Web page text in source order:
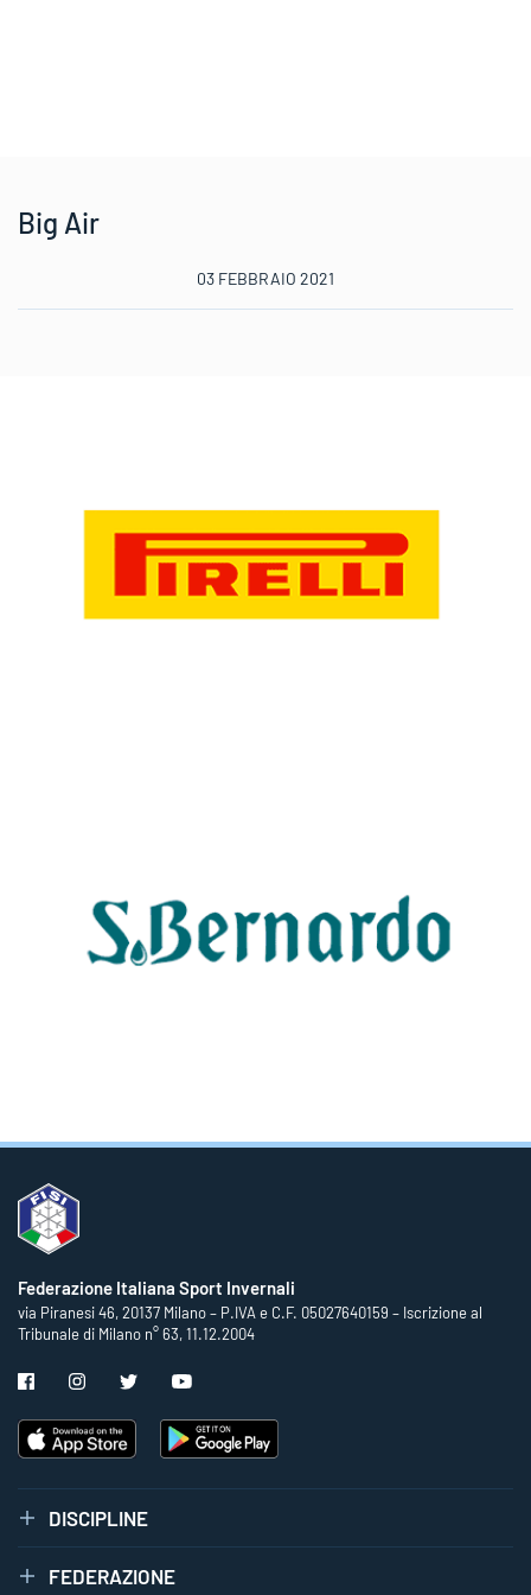
Big Air
03 FEBBRAIO 2021
Federazione Italiana Sport Invernali
via Piranesi 46, 20137 Milano – P.IVA e C.F. 05027640159 – Iscrizione al
Tribunale di Milano n° 63, 11.12.2004
DISCIPLINE
FEDERAZIONE